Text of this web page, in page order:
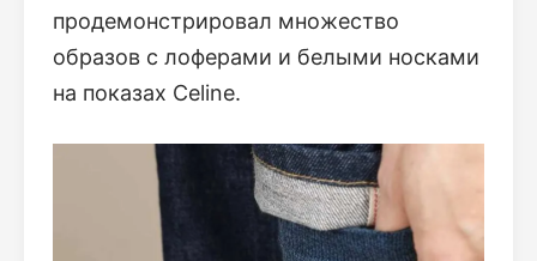
продемонстрировал множество
образов с лоферами и белыми носками
на показах Celine.